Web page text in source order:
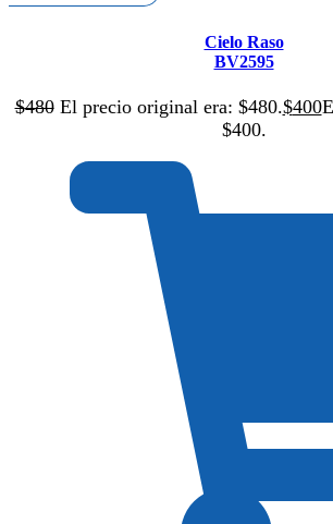
Cielo Raso
BV2595
$480 El precio original era: $480.$400
$400.